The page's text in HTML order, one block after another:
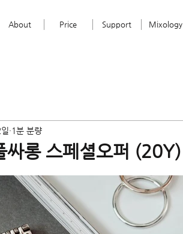
About Price Support Mixology
싸롱 스페셜오퍼 (20Y)
1분 분량